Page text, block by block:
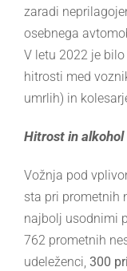
zaradi
osebnega
V letu 2022 je
hitrosti med
umrlih) in
Hitrost in alkohol
Vožnja pod
sta pri prometnih
najbolj usodnimi
762 prometnih
udeleženci, 300